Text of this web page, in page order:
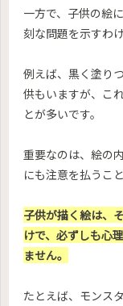
一方で、子供の絵
刻な問題を示すわ
例えば、黒く塗り
供もいますが、こ
とが多いです。
重要なのは、絵の
にも注意を払うこと
子供が描く絵は、
けで、必ずしも心
ません。
たとえば、モンス